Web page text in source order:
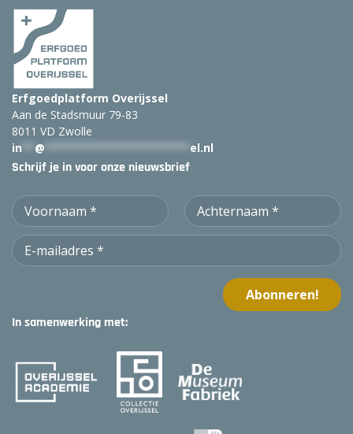
Erfgoedplatform Overijssel
Aan de Stadsmuur 79-83
8011 VD Zwolle
in
@ el.nl
Schrijf je in voor onze nieuwsbrief
In samenwerking met: